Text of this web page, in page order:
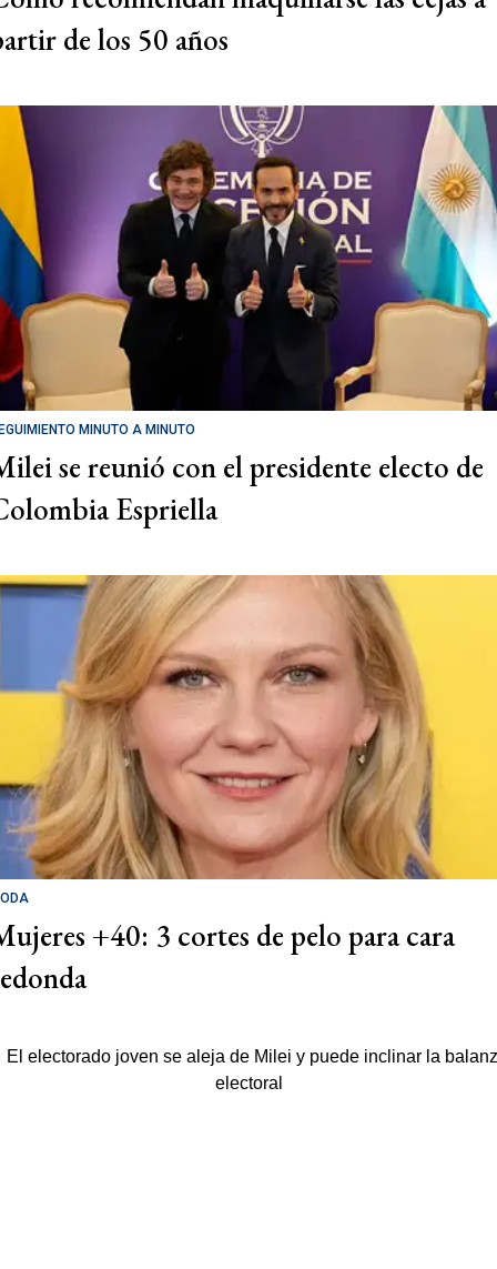
de los 50 años
MINUTO A MINUTO
se reunió con el presidente electo de
Espriella
+40: 3 cortes de pelo para cara